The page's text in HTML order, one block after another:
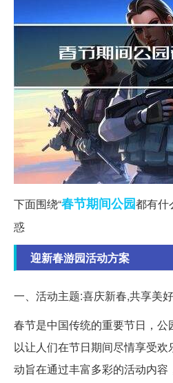
下面围绕“春节期间公园都有什
惑
迎新春游园活动方案
一、活动主题:喜庆新春,共享美
春节是中国传统的重要节日，
以让人们在节日期间尽情享受
动旨在通过丰富多彩的活动内容